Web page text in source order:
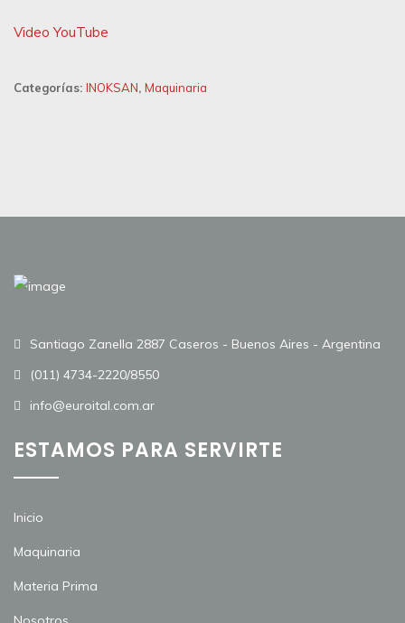
Video YouTube
Categorías: INOKSAN, Maquinaria
Santiago Zanella 2887 Caseros - Buenos Aires - Argentina
(011) 4734-2220/8550
info@euroital.com.ar
ESTAMOS PARA SERVIRTE
Inicio
Maquinaria
Materia Prima